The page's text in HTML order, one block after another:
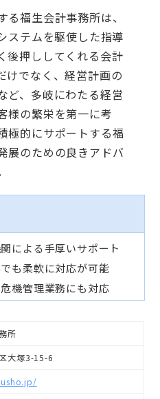
福生会計事務所は、
ステムを駆使した指導
後押ししてくれる会計
けでなく、経営計画の
ど、多岐にわたる経営
様の繁栄を第一に考
極的にサポートする福
展のための良きアドバ
による手厚いサポート
も柔軟に対応が可能
機管理業務にも対応
所
大塚3-15-6